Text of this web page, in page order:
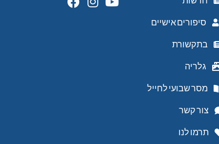
סיפורים אישיים
בתקשורת
גלריה
מסר שבועי לחייל
צור קשר
תרמו לנו